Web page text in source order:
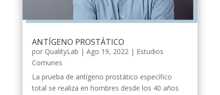
ANTÍGENO PROSTÁTICO
por QualityLab | Ago 19, 2022| Estudios
Comunes
La prueba de antígeno prostático específico
total se realiza en hombres desde los 40 años